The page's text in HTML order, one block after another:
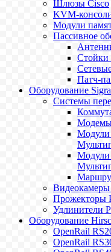
Шлюзы Cisco
KVM-
Модули
Пассивное
Стойки
Патч-
Оборудование
Системы
Модемы
Модули
Модули
Видеокамеры
Прожекторы
Удлинители
Оборудование
OpenRail
OpenRail